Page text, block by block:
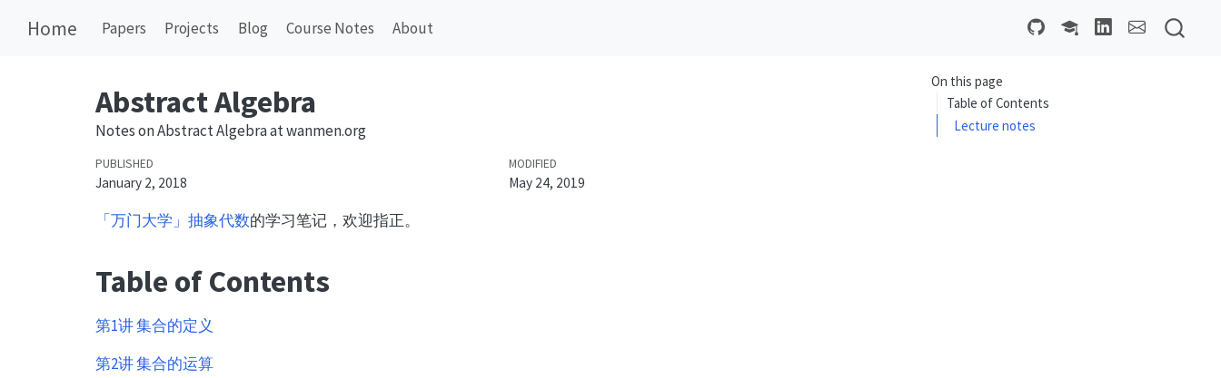
Home Papers Projects Blog Course Notes About
On this page
Table of Contents
Lecture notes
Abstract Algebra
Notes on Abstract Algebra at wanmen.org
PUBLISHED
January 2, 2018
MODIFIED
May 24, 2019
「万门大学」抽象代数的学习笔记，欢迎指正。
Table of Contents
第1讲 集合的定义
第2讲 集合的运算